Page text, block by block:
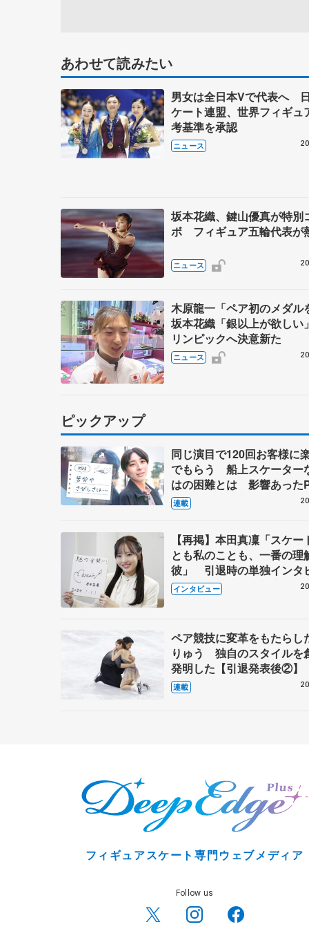
あわせて読みたい
男女は全日本Vで代表へ
ケート連盟、世界フィギュ
考基準を承認
ニュース
坂本花織、鍵山優真が特別
ボ フィギュア五輪代表が
ニュース
木原龍一「ペア初のメダ
坂本花織「銀以上が欲し
リンピックへ決意新た
ニュース
ピックアップ
同じ演目で120回お客様に
でもらう 船上スケーター
はの困難とは 影響あった
キャプテン松永さんの存在
連載
【再掲】本田真凜「スケー
とも私のことも、一番の理
彼」 引退時の単独インタ
で語った競技人生や家族、
これからの夢…
インタビュー
ペア競技に変革をもたらし
りゅう 独自のスタイルを
発明した【引退発表後②】
連載
フィギュアスケート専門ウェブメディア
Follow us